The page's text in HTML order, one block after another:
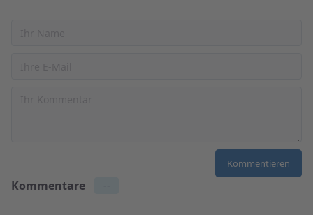
Kommentare --